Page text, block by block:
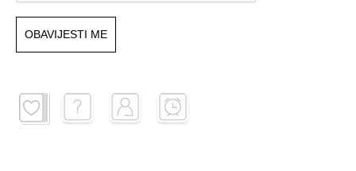
OBAVIJESTI ME